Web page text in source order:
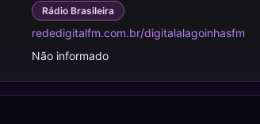
Rádio Brasileira
rededigitalfm.com.br/digitalalagoinhasfm
Não informado